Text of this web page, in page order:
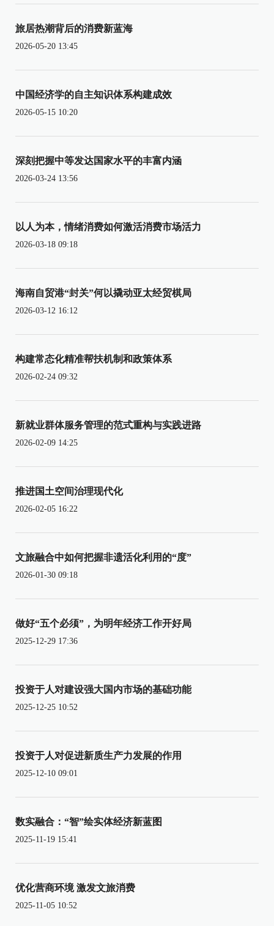
旅居热潮背后的消费新蓝海
2026-05-20 13:45
中国经济学的自主知识体系构建成效
2026-05-15 10:20
深刻把握中等发达国家水平的丰富内涵
2026-03-24 13:56
以人为本，情绪消费如何激活消费市场活力
2026-03-18 09:18
海南自贸港“封关”何以撬动亚太经贸棋局
2026-03-12 16:12
构建常态化精准帮扶机制和政策体系
2026-02-24 09:32
新就业群体服务管理的范式重构与实践进路
2026-02-09 14:25
推进国土空间治理现代化
2026-02-05 16:22
文旅融合中如何把握非遗活化利用的“度”
2026-01-30 09:18
做好“五个必须”，为明年经济工作开好局
2025-12-29 17:36
投资于人对建设强大国内市场的基础功能
2025-12-25 10:52
投资于人对促进新质生产力发展的作用
2025-12-10 09:01
数实融合：“智”绘实体经济新蓝图
2025-11-19 15:41
优化营商环境 激发文旅消费
2025-11-05 10:52